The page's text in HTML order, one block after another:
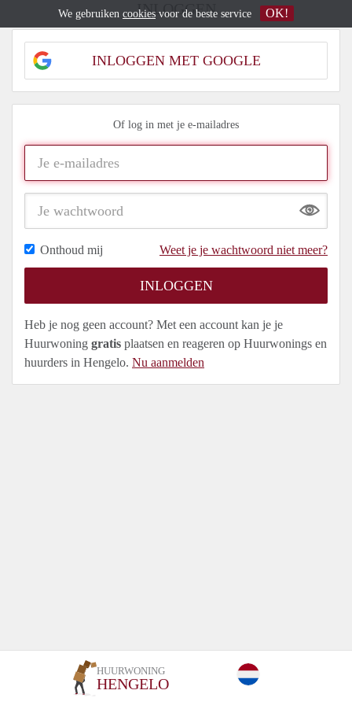
HUURWONING
HENGELO
INLOGGEN
INLOGGEN MET GOOGLE
Of log in met je e-mailadres
Show
Onthoud mij
Weet je je wachtwoord niet meer?
Heb je nog geen account? Met een account kan je je
Huurwoning gratis plaatsen en reageren op Huurwonings en
huurders in Hengelo. Nu aanmelden
We gebruiken cookies voor de beste service OK!